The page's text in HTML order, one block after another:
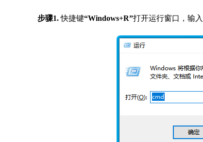
步骤1.快捷键“Windows+R”打开运行窗口，输入